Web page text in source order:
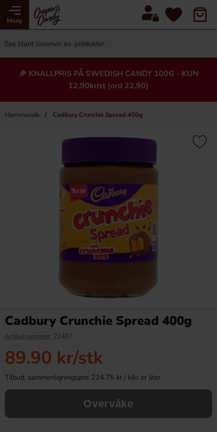
Meny
🎉 KNALLPRIS PÅ SWEDISH CANDY 100G - KUN
12,90kr/st (ord 22,90)
Hjemmeside Cadbury Crunchie Spread 400g
×
354g
119.90 kr
Köp
-23%
29.90 kr
Cadbury Crunchie Spread 400g
Artikelnummer: 22487
89.90 kr/stk
Tilbud, sammenligningspris 224.75 kr / kilo or liter
Overvåke